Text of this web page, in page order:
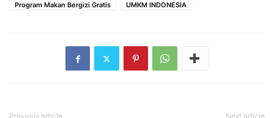
Program Makan Bergizi Gratis
UMKM INDONESIA
Previous article Next article